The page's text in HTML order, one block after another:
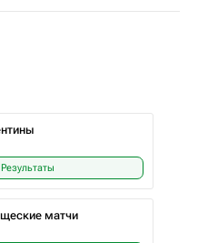
Результаты
матчи